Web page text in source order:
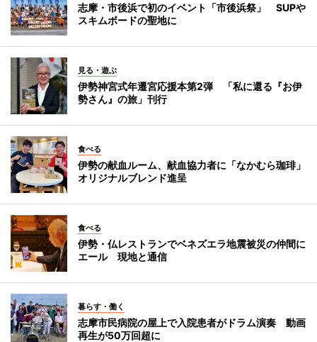
志摩・市後浜で初のイベント「市後浜祭」 SUPや
スキムボードの聖地に
見る・遊ぶ
伊勢神宮式年遷宮応援本第2弾 「私に還る『お伊
勢さん』の旅」刊行
食べる
伊勢の献血ルーム、献血協力者に「なかむら珈琲」
オリジナルブレンド進呈
食べる
伊勢・仏レストランでベネズエラ地震被災の仲間に
エール 現地と通信
暮らす・働く
志摩市民病院の屋上で入院患者がドラム演奏 動画
再生が50万回超に